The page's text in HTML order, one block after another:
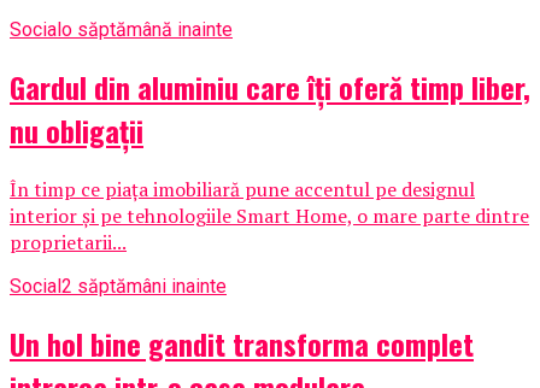
Socialo săptămână inainte
Gardul din aluminiu care îți oferă timp liber,
nu obligații
În timp ce piața imobiliară pune accentul pe designul
interior și pe tehnologiile Smart Home, o mare parte dintre
proprietarii...
Social2 săptămâni inainte
Un hol bine gandit transforma complet